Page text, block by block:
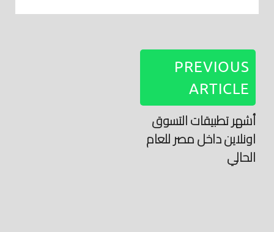
PREVIOUS
ARTICLE
أشهر تطبيقات التسوق
اونلاين داخل مصر للعام
الحالي